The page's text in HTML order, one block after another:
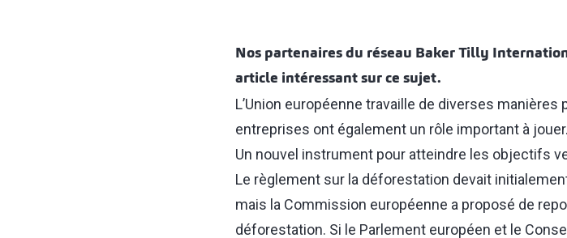
Nos partenaires du réseau Baker Tilly
article intéressant sur ce sujet.
L’Union européenne travaille de diverses
entreprises ont également un rôle important à jouer.
Un nouvel instrument pour atteindre les objectifs
Le règlement sur la déforestation devait
mais la Commission européenne a proposé de
déforestation. Si le Parlement européen et le